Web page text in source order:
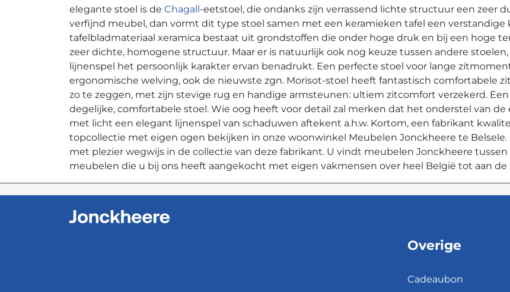
elegante stoel is de Chagall-eetstoel, die ondanks zijn verrassend lichte structuur een zeer
verfijnd meubel, dan vormt dit type stoel samen met een keramieken tafel een verstandige
tafelbladmateriaal xeramica bestaat uit grondstoffen die onder hoge druk en bij een hoge
zeer dichte, homogene structuur. Maar er is natuurlijk ook nog keuze tussen andere
lijnenspel het persoonlijk karakter ervan benadrukt. Een perfecte stoel voor lange
ergonomische welving, ook de nieuwste zgn. Morisot-stoel heeft fantastisch comfortabele
zo te zeggen, met zijn stevige rug en handige armsteunen: ultiem zitcomfort verzekerd.
degelijke, comfortabele stoel. Wie oog heeft voor detail zal merken dat het onderstel van
met licht een elegant lijnenspel van schaduwen aftekent a.h.w. Kortom, een fabrikant
topcollectie met eigen ogen bekijken in onze woonwinkel Meubelen Jonckheere te
met plezier wegwijs in de collectie van deze fabrikant. U vindt meubelen Jonckheere
meubelen die u bij ons heeft aangekocht met eigen vakmensen over heel België tot aan de
Overige
Cadeaubon